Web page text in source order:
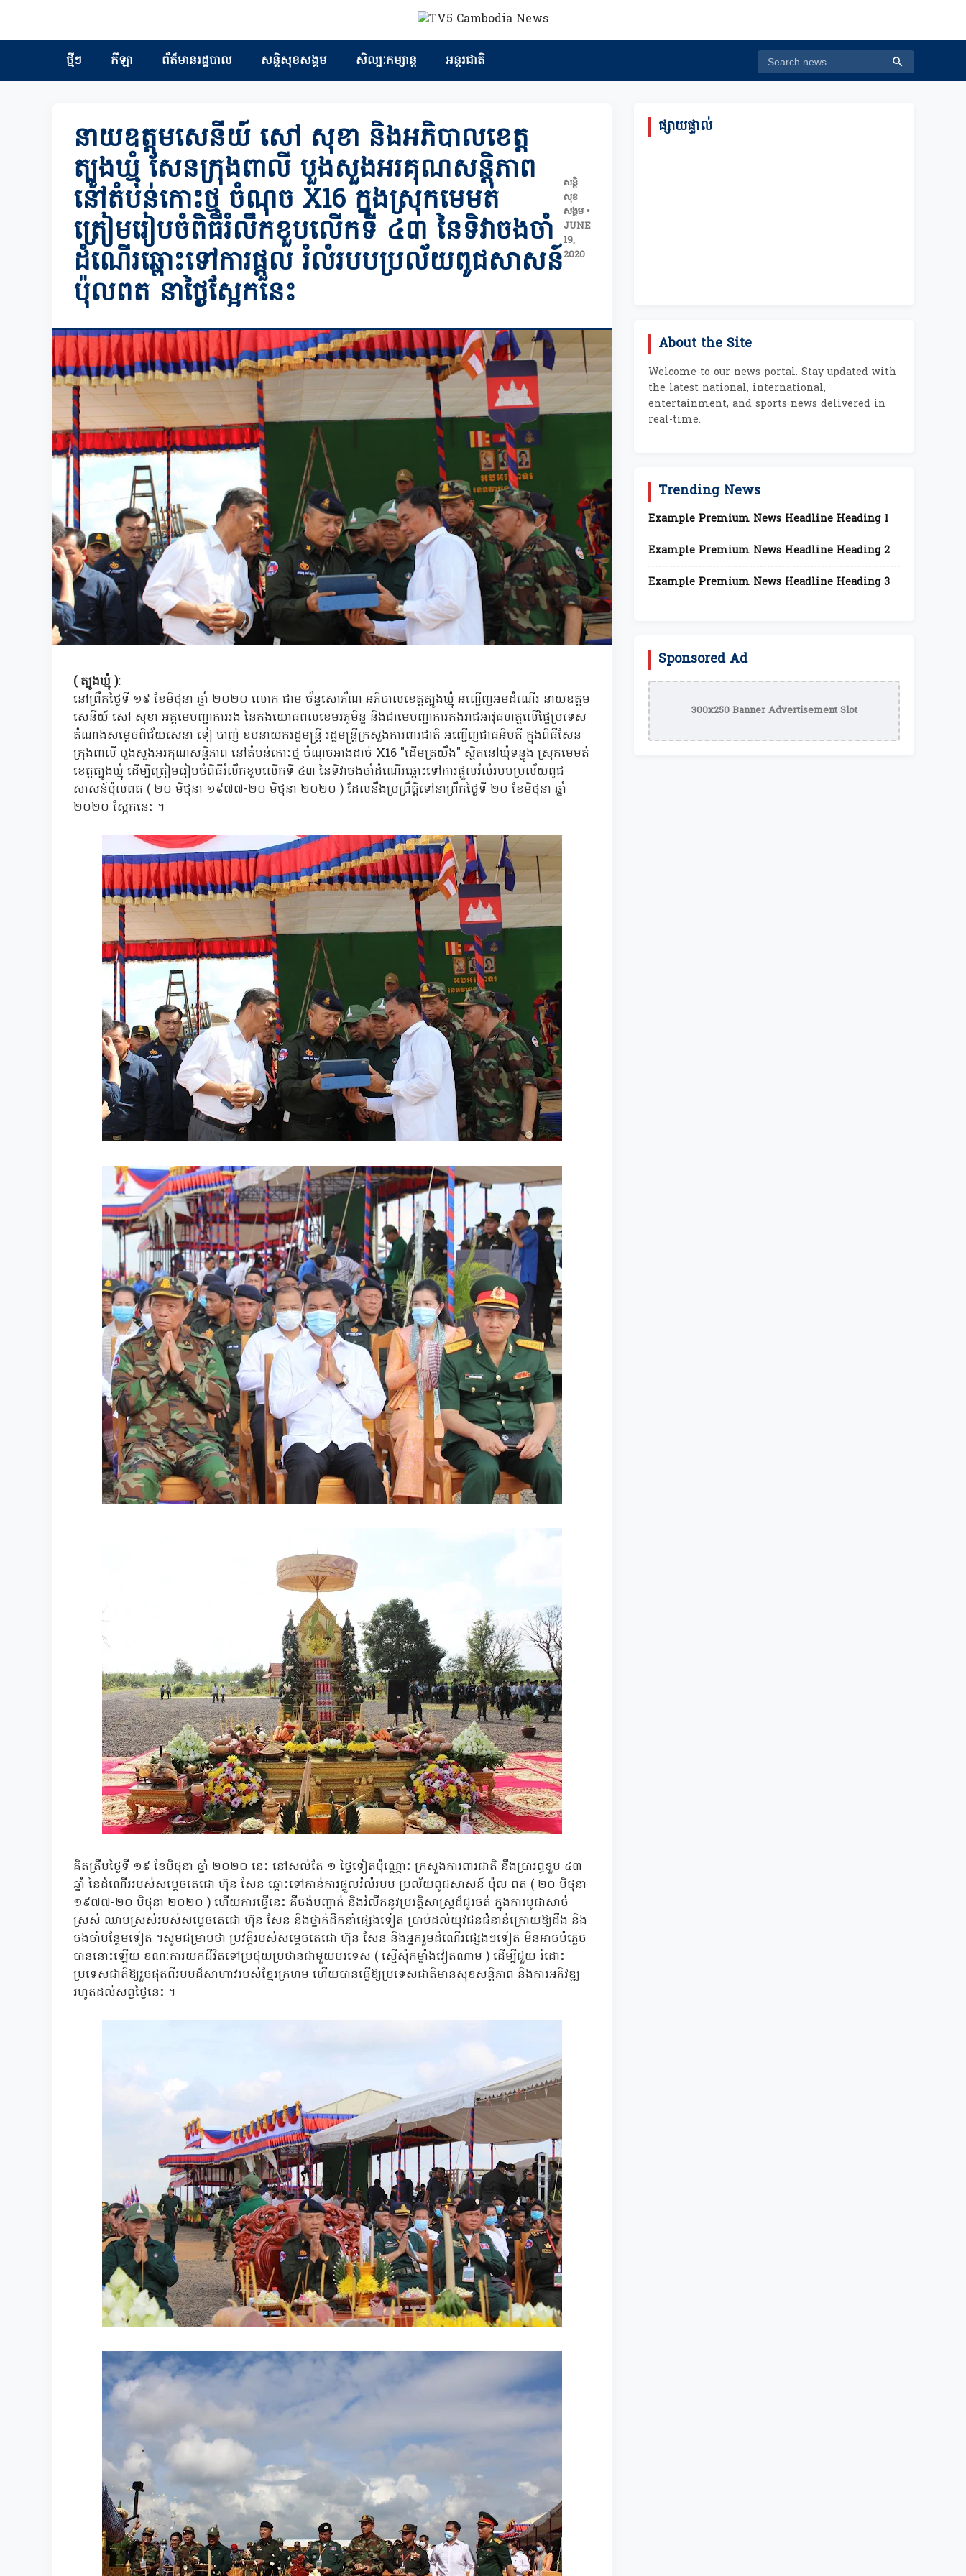
ថ្មីៗ កីឡា ព័ត៏មានរដ្ឋបាល សន្តិសុខសង្គម សិល្បៈកម្សាន្ត អន្តរជាតិ
នាយឧត្តមសេនីយ៍ សៅ សុខា និងអភិបាលខេត្ត
ត្បូងឃ្មុំ សែនក្រុងពាលី បួងសួងអរគុណសន្តិភាព
នៅតំបន់កោះថ្ម ចំណុច X16 ក្នុងស្រុកមេមត់
ត្រៀមរៀបចំពិធីរំលឹកខួបលើកទី ៤៣ នៃទិវាចងចាំ
ដំណើរឆ្ពោះទៅការផ្ដួល រំលំរបបប្រល័យពូជសាសន៍
ប៉ុលពត នាថ្ងៃស្អែកនេះ
សន្តិ
សុខ
សង្គម •
JUNE
19,
2020
( ត្បូងឃ្មុំ ):
នៅព្រឹកថ្ងៃទី ១៩ ខែមិថុនា ឆ្នាំ ២០២០ លោក ជាម ច័ន្ទសោភ័ណ អភិបាលខេត្តត្បូងឃ្មុំ អញ្ជើញអមដំណើរ នាយឧត្តម
សេនីយ៍ សៅ សុខា អគ្គមេបញ្ជាការរង នៃកងយោធពលខេមរភូមិន្ទ និងជាមេបញ្ជាការកងរាជអាវុធហត្ថលើផ្ទៃប្រទេស
តំណាងសម្ដេចពិជ័យសេនា ទៀ បាញ់ ឧបនាយករដ្ឋមន្ត្រី រដ្ឋមន្ត្រីក្រសួងការពារជាតិ អញ្ជើញជាធអិបតី ក្នុងពិធីសែន
ក្រុងពាលី បួងសួងអរគុណសន្តិភាព នៅតំបន់កោះថ្ម ចំណុចអាងដាច់ X16 "ដើមត្រយឹង" ស្ថិតនៅឃុំទន្លូង ស្រុកមេមត់
ខេត្តត្បូងឃ្មុំ ដើម្បីត្រៀមរៀបចំពិធីរំលឹកខួបលើកទី ៤៣ នៃទិវាចងចាំដំណើរឆ្ពោះទៅការផ្ដួលរំលំរបបប្រល័យពូជ
សាសន៍ប៉ុលពត ( ២០ មិថុនា ១៩៧៧-២០ មិថុនា ២០២០ ) ដែលនឹងប្រព្រឹត្តិទៅនាព្រឹកថ្ងៃទី ២០ ខែមិថុនា ឆ្នាំ
២០២០ ស្អែកនេះ ។
គិតត្រឹមថ្ងៃទី ១៩ ខែមិថុនា ឆ្នាំ ២០២០ នេះ នៅសល់តែ ១ ថ្ងៃទៀតប៉ុណ្ណោះ ក្រសួងការពារជាតិ នឹងប្រារព្ធខួប ៤៣
ឆ្នាំ នៃដំណើររបស់សម្ដេចតេជោ ហ៊ុន សែន ឆ្ពោះទៅកាន់ការផ្តួលរំលំរបប ប្រល័យពូជសាសន៍ ប៉ុល ពត ( ២០ មិថុនា
១៩៧៧-២០ មិថុនា ២០២០ ) ហើយការធ្វើនេះ គឺចង់បញ្ជាក់ និងរំលឹកនូវប្រវត្តិសាស្ត្រដ៏ជូរចត់ ក្នុងការបូជាសាច់
ស្រស់ ឈាមស្រស់របស់សម្តេចតេជោ ហ៊ុន សែន និងថ្នាក់ដឹកនាំផ្សេងទៀត ប្រាប់ដល់យុវជនជំនាន់ក្រោយឱ្យដឹង និង
ចងចាំបន្ថែមទៀត ។សូមជម្រាបថា ប្រវត្តិរបស់សម្ដេចតេជោ ហ៊ុន សែន និងអ្នករួមដំណើរផ្សេងៗទៀត មិនអាចបំភ្លេច
បាននោះឡើយ ខណៈការយកជីវិតទៅប្រថុយប្រថានជាមួយបរទេស ( ស្នើសុំកម្លាំងវៀតណាម ) ដើម្បីជួយ រំដោះ
ប្រទេសជាតិឱ្យរួចផុតពីរបបដ៏សាហាវរបស់ខ្មែរក្រហម ហើយបានធ្វើឱ្យប្រទេសជាតិមានសុខសន្តិភាព និងការអភិវឌ្ឍ
រហូតដល់សព្វថ្ងៃនេះ ។
ផ្សាយផ្ទាល់
About the Site
Welcome to our news portal. Stay updated with
the latest national, international,
entertainment, and sports news delivered in
real-time.
Trending News
Example Premium News Headline Heading 1
Example Premium News Headline Heading 2
Example Premium News Headline Heading 3
Sponsored Ad
300x250 Banner Advertisement Slot